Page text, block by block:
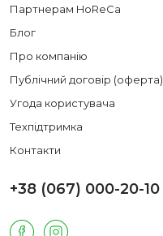
Партнерам HoReCa
Блог
Про компанію
Публічний договір (оферта)
Угода користувача
Техпідтримка
Контакти
+38 (067) 000-20-10